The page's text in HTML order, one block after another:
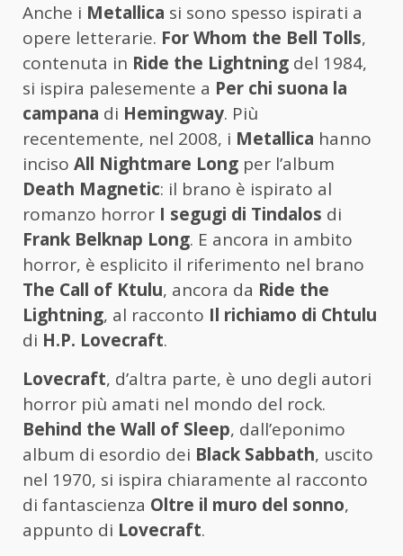
Anche i Metallica si sono spesso ispirati a
opere letterarie. For Whom the Bell Tolls,
contenuta in Ride the Lightning del 1984,
si ispira palesemente a Per chi suona la
campana di Hemingway. Più
recentemente, nel 2008, i Metallica hanno
inciso All Nightmare Long per l’album
Death Magnetic: il brano è ispirato al
romanzo horror I segugi di Tindalos di
Frank Belknap Long. E ancora in ambito
horror, è esplicito il riferimento nel brano
The Call of Ktulu, ancora da Ride the
Lightning, al racconto Il richiamo di Chtulu
di H.P. Lovecraft.
Lovecraft, d’altra parte, è uno degli autori
horror più amati nel mondo del rock.
Behind the Wall of Sleep, dall’eponimo
album di esordio dei Black Sabbath, uscito
nel 1970, si ispira chiaramente al racconto
di fantascienza Oltre il muro del sonno,
appunto di Lovecraft.